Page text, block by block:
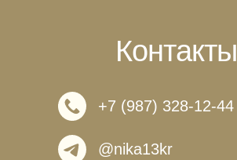
Контакты
+7 (987) 328-12-44
@nika13kr